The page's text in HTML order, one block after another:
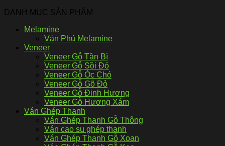
DANH MỤC SẢN PHẨM
Melamine
Ván Phủ Melamine
Veneer
Veneer Gỗ Tần Bì
Veneer Gỗ Sồi Đỏ
Veneer Gỗ Óc Chó
Veneer Gỗ Gõ Đỏ
Veneer Gỗ Đinh Hương
Veneer Gỗ Hương Xám
Ván Ghép Thanh
Ván Ghép Thanh Gỗ Thông
Ván cao su ghép thanh
Ván Ghép Thanh Gỗ Xoan